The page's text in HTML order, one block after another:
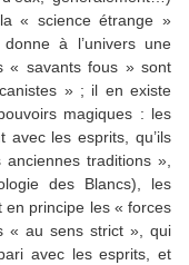
« science étrange »
à l’univers une
« savants fous » sont
» ; il en existe
magiques : les
avec les esprits, qu’ils
traditions »,
des Blancs), les
principe les « forces
« au sens strict », qui
avec les esprits, et